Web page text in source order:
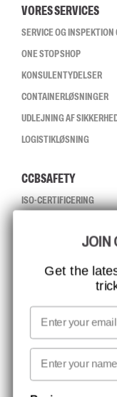
VORES SERVICES
SERVICE OG INSPEKTION
ONE STOP SHOP
KONSULENTYDELSER
CONTAINERLØSNINGER
UDLEJNING AF
LOGISTIKLØSNING
CCBSAFETY
ISO-CERTIFICERING
MISSION, VISION OG
KONTAKT
JOB HOS CCBSAFETY
MEDIA
VI TAGER ANSVAR
NYHEDSBREV
JOIN
Get the
Email
First name